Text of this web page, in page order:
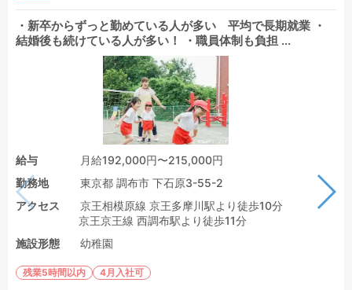
・新卒からずっと勤めている人が多い 平均で長期就業 ・
結婚後も続けている人が多い！ ・職員体制も負担 ...
給与
月給192,000円〜215,000円
勤務地
東京都 調布市 下石原3-55-2
アクセス
京王相模原線 京王多摩川駅より徒歩10分
京王京王線 西調布駅より徒歩11分
施設形態
幼稚園
残業5時間以内 4月入社可